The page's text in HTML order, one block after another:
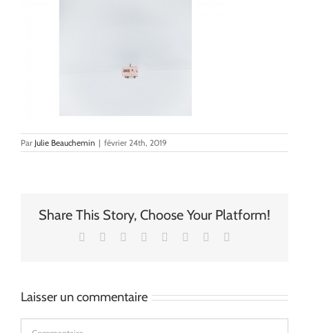
Par Julie Beauchemin | février 24th, 2019
Share This Story, Choose Your Platform!
Facebook Reddit LinkedIn
TumblrPinterest
Laisser un commentaire